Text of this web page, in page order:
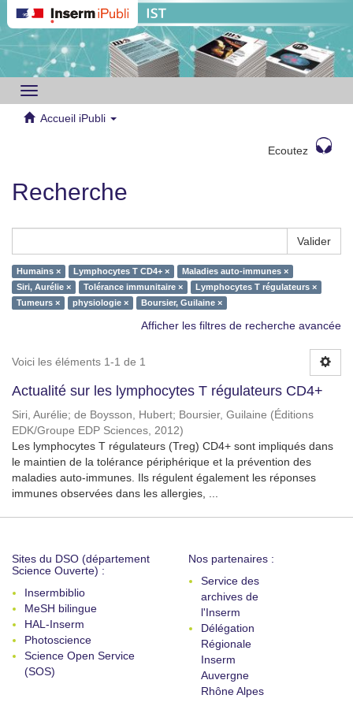
Toggle
navigation
Accueil iPubli
Ecoutez
Recherche
Valider
Humains × Lymphocytes T CD4+ ×
Maladies auto-immunes ×
Siri, Aurélie ×
Tolérance immunitaire ×
Lymphocytes T régulateurs ×
Tumeurs ×
physiologie × Boursier, Guilaine ×
Afficher les filtres de recherche avancée
Voici les éléments 1-1 de 1
Actualité sur les lymphocytes T régulateurs CD4+
Siri, Aurélie; de Boysson, Hubert; Boursier, Guilaine (Éditions
EDK/Groupe EDP Sciences, 2012)
Les lymphocytes T régulateurs (Treg) CD4+ sont impliqués dans
le maintien de la tolérance périphérique et la prévention des
maladies auto-immunes. Ils régulent également les réponses
immunes observées dans les allergies, ...
Sites du DSO (département
Science Ouverte) :
Insermbiblio
MeSH bilingue
HAL-Inserm
Photoscience
Science Open Service
(SOS)
Nos partenaires :
Service des
archives de
l'Inserm
Délégation
Régionale
Inserm
Auvergne
Rhône Alpes